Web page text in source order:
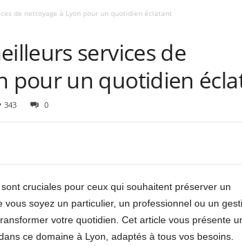
de nettoyage à Lyon pour un quotidien éclatant
services de
pour un quotidien
343 0
cruciales pour ceux qui souhaitent préserver un
soyez un particulier, un professionnel ou un
votre quotidien. Cet article vous présente
ce domaine à Lyon, adaptés à tous vos besoins.